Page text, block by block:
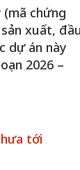
chứng
xuất, đầu
dự án này
2026 –
tới